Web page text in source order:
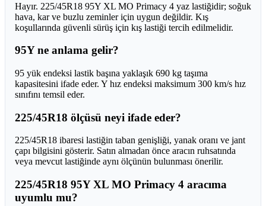
Hayır. 225/45R18 95Y XL MO Primacy 4 yaz lastiğidir; soğuk
hava, kar ve buzlu zeminler için uygun değildir. Kış
koşullarında güvenli sürüş için kış lastiği tercih edilmelidir.
95Y ne anlama gelir?
95 yük endeksi lastik başına yaklaşık 690 kg taşıma
kapasitesini ifade eder. Y hız endeksi maksimum 300 km/s hız
sınıfını temsil eder.
225/45R18 ölçüsü neyi ifade eder?
225/45R18 ibaresi lastiğin taban genişliği, yanak oranı ve jant
çapı bilgisini gösterir. Satın almadan önce aracın ruhsatında
veya mevcut lastiğinde aynı ölçünün bulunması önerilir.
225/45R18 95Y XL MO Primacy 4 aracıma
uyumlu mu?